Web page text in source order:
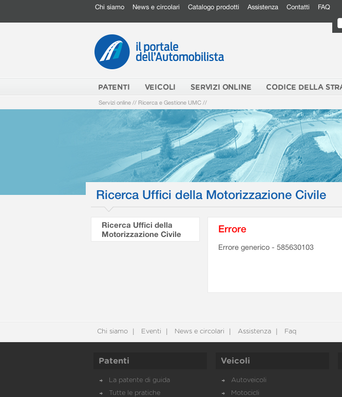
Chi siamo News e circolari Catalogo prodotti Assistenza Contatti FAQ
PATENTI VEICOLI SERVIZI ONLINE CODICE DELLA
Servizi online // Ricerca e Gestione UMC //
Ricerca Uffici della Motorizzazione Civile
Ricerca Uffici della
Motorizzazione Civile
Errore
Errore generico - 585630103
Chi siamo Eventi News e circolari Assistenza Faq
Patenti
La patente di guida
Tutte le pratiche
Veicoli
Autoveicoli
Motocicli